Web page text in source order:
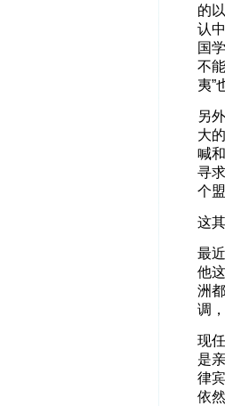
的
认
国
不
夷”
另
大
喊
寻
个
这
最
他
洲
调
现
是
律
依